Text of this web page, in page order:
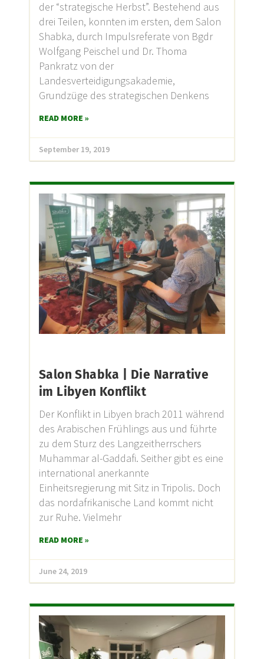
der “strategische Herbst”. Bestehend aus
drei Teilen, konnten im ersten, dem Salon
Shabka, durch Impulsreferate von Bgdr
Wolfgang Peischel und Dr. Thoma
Pankratz von der
Landesverteidigungsakademie,
Grundzüge des strategischen Denkens
READ MORE »
September 19, 2019
Salon Shabka | Die Narrative
im Libyen Konflikt
Der Konflikt in Libyen brach 2011 während
des Arabischen Frühlings aus und führte
zu dem Sturz des Langzeitherrschers
Muhammar al-Gaddafi. Seither gibt es eine
international anerkannte
Einheitsregierung mit Sitz in Tripolis. Doch
das nordafrikanische Land kommt nicht
zur Ruhe. Vielmehr
READ MORE »
June 24, 2019